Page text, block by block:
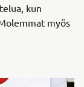
kun
myös